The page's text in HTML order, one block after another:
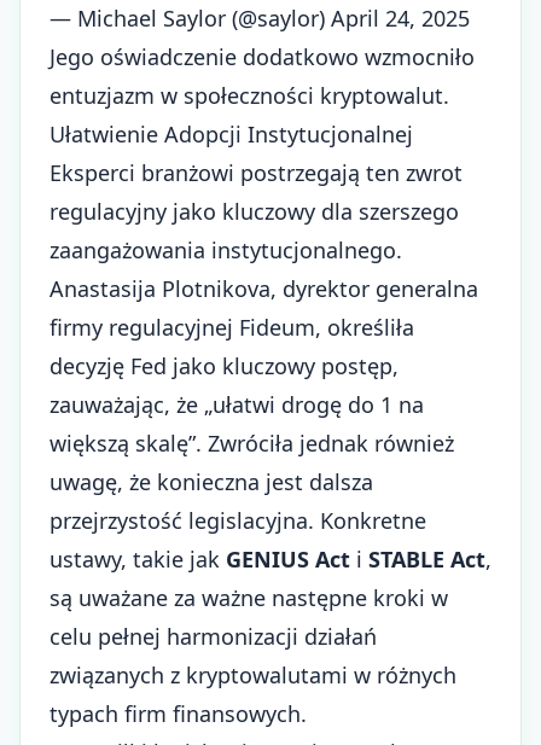
— Michael Saylor (@saylor) April 24, 2025
Jego oświadczenie dodatkowo wzmocniło
entuzjazm w społeczności kryptowalut.
Ułatwienie Adopcji Instytucjonalnej
Eksperci branżowi postrzegają ten zwrot
regulacyjny jako kluczowy dla szerszego
zaangażowania instytucjonalnego.
Anastasija Plotnikova, dyrektor generalna
firmy regulacyjnej Fideum, określiła
decyzję Fed jako kluczowy postęp,
zauważając, że „ułatwi drogę do 1 na
większą skalę”. Zwróciła jednak również
uwagę, że konieczna jest dalsza
przejrzystość legislacyjna. Konkretne
ustawy, takie jak GENIUS Act i STABLE Act,
są uważane za ważne następne kroki w
celu pełnej harmonizacji działań
związanych z kryptowalutami w różnych
typach firm finansowych.